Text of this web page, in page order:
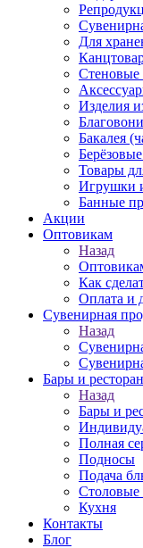
Для
Стеновые
Изделия
Бакалея
Товары
Игрушки
Банные
Акции
Оптовикам
Назад
Как
Оплата и
Сувенирная
Назад
Бары и
Назад
Бары и
Полная
Подносы
Подача
Кухня
Контакты
Блог